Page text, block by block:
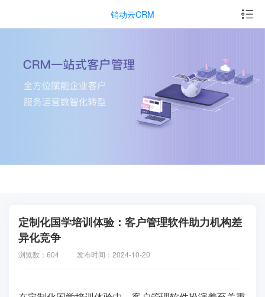
销动云CRM
定制化国学培训体验：客户管理软件助力机构差
异化竞争
浏览数：604 发布时间：2024-10-20